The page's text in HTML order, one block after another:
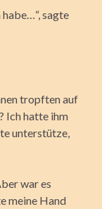
habe…“, sagte
tropften auf
Ich hatte ihm
unterstütze,
war es
meine Hand